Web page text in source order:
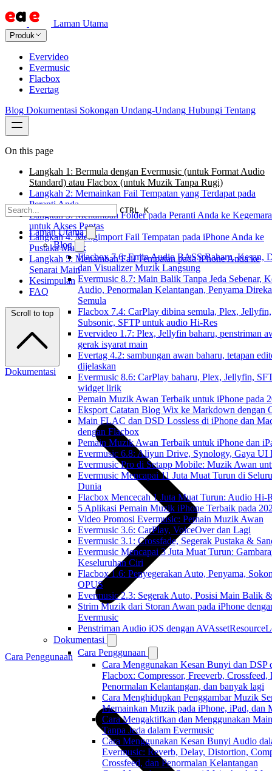
Laman Utama
Produk
Evervideo
Evermusic
Flacbox
Evertag
Blog Dokumentasi Sokongan Undang-Undang Hubungi Tentang
CTRL K
Laman Utama
Blog
Flacbox 7.6: Enjin Audio BASS Baharu, Kesan,
dan Visualizer Muzik Langsung
Evermusic 8.7: Main Balik Tanpa Jeda Sebenar,
Audio, Penormalan Kelantangan, Penyama Direka
Semula
Flacbox 7.4: CarPlay dibina semula, Plex, Jellyfin,
Subsonic, SFTP untuk audio Hi-Res
Evervideo 1.7: Plex, Jellyfin baharu, penstriman
gerak isyarat main
Evertag 4.2: sambungan awan baharu, tetapan
dijelaskan
Evermusic 8.6: CarPlay baharu, Plex, Jellyfin,
widget lirik
Pemain Muzik Awan Terbaik untuk iPhone pada
Eksport Catatan Blog Wix ke Markdown dengan
Main FLAC dan DSD Lossless di iPhone dan
dengan Flacbox
Pemain Muzik Awan Terbaik untuk iPhone dan
Evermusic 6.8: Aliyun Drive, Synology, Gaya UI
Evermusic Pro di Setapp Mobile: Muzik Awan
Evermusic Mencapai 11 Juta Muat Turun di
Dunia
Flacbox Mencecah 1 Juta Muat Turun: Audio Hi-
5 Aplikasi Pemain Muzik iPhone Terbaik pada
Video Promosi Evermusic: Pemain Muzik Awan
Evermusic 3.6: CarPlay, VoiceOver dan Lagi
Evermusic 3.1: Crossfade, Segerak Pustaka &
Evermusic Mencapai 3 Juta Muat Turun:
Keseluruhan Ciri
Flacbox 1.6: Penyegerakan Auto, Penyama,
OPUS
Evermusic 2.3: Segerak Auto, Posisi Main Balik
Strim Muzik dari Storan Awan pada iPhone
Evermusic
Penstriman Audio iOS dengan
Dokumentasi
Cara Penggunaan
Cara Menggunakan Kesan Bunyi dan DSP
Flacbox: Compressor, Freeverb, Crossfeed,
Penormalan Kelantangan, dan banyak lagi
Cara Menghidupkan Penggambar Muzik
Memainkan Muzik pada iPhone, iPad, dan
Cara Mengaktifkan dan Menggunakan
Tanpa Jeda dalam Evermusic
Cara Menggunakan Kesan Bunyi Audio
Evermusic: Reverb, Delay, Distortion,
Crossfeed, dan Penormalan Kelantangan
On this page
Langkah 1: Bermula dengan Evermusic (untuk Format Audio
Standard) atau Flacbox (untuk Muzik Tanpa Rugi)
Langkah 2: Memainkan Fail Tempatan yang Terdapat pada
Peranti Anda
Langkah 3: Menambah Folder pada Peranti Anda ke
untuk Akses Pantas
Langkah 4: Mengimport Fail Tempatan pada iPhone Anda ke
Pustaka Muzik
Langkah 5: Menambah Fail Tempatan pada iPhone Anda ke
Senarai Main
Kesimpulan
FAQ
Scroll to top
Dokumentasi
Cara Penggunaan